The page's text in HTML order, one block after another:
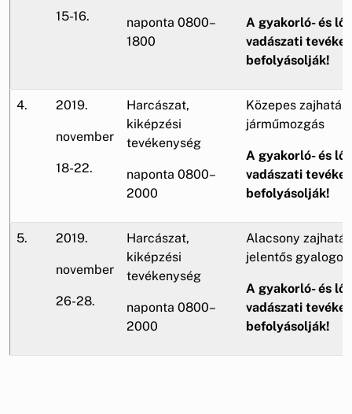
15-16.
naponta 0800–
1800
A gyakorló- és
vadászati
befolyásolják!
4. 2019.
november
18-22.
Harcászat,
kiképzési
tevékenység
naponta 0800–
2000
Közepes
járműmozgás
A gyakorló- és
vadászati
befolyásolják!
5. 2019.
november
26-28.
Harcászat,
kiképzési
tevékenység
naponta 0800–
2000
Alacsony
jelentős gyalogos
A gyakorló- és
vadászati
befolyásolják!